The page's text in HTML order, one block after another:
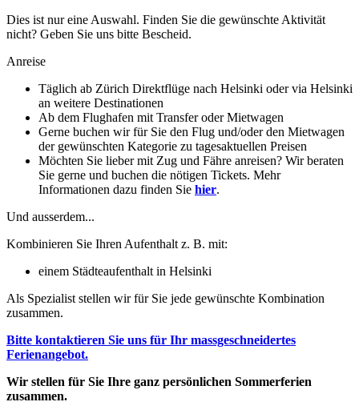
Dies ist nur eine Auswahl. Finden Sie die gewünschte Aktivität
nicht? Geben Sie uns bitte Bescheid.
Anreise
Täglich ab Zürich Direktflüge nach Helsinki oder via Helsinki
an weitere Destinationen
Ab dem Flughafen mit Transfer oder Mietwagen
Gerne buchen wir für Sie den Flug und/oder den Mietwagen
der gewünschten Kategorie zu tagesaktuellen Preisen
Möchten Sie lieber mit Zug und Fähre anreisen? Wir beraten
Sie gerne und buchen die nötigen Tickets. Mehr
Informationen dazu finden Sie hier.
Und ausserdem...
Kombinieren Sie Ihren Aufenthalt z. B. mit:
einem Städteaufenthalt in Helsinki
Als Spezialist stellen wir für Sie jede gewünschte Kombination
zusammen.
Bitte kontaktieren Sie uns für Ihr massgeschneidertes
Ferienangebot.
Wir stellen für Sie Ihre ganz persönlichen Sommerferien
zusammen.